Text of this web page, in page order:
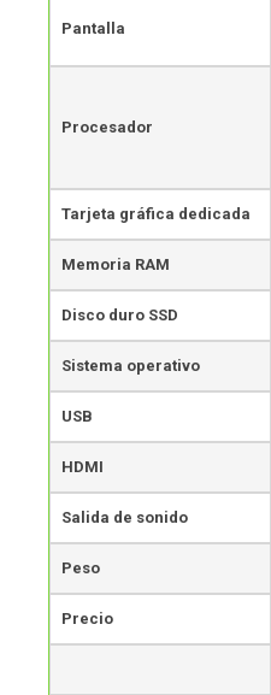
Pantalla
Procesador
Tarjeta gráfica dedicada
Memoria RAM
Disco duro SSD
Sistema operativo
USB
HDMI
Salida de sonido
Peso
Precio